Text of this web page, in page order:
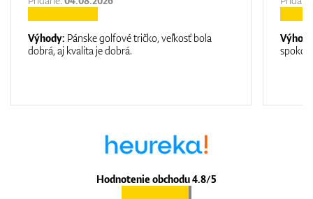
Hodnotenie obchodu 4.8/5
Výhody: Pánske golfové tričko, veľkosť bola
dobrá, aj kvalita je dobrá.